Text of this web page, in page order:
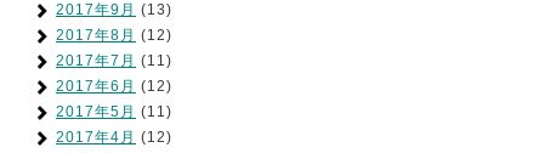
2017年9月 (13)
2017年8月 (12)
2017年7月 (11)
2017年6月 (12)
2017年5月 (11)
2017年4月 (12)